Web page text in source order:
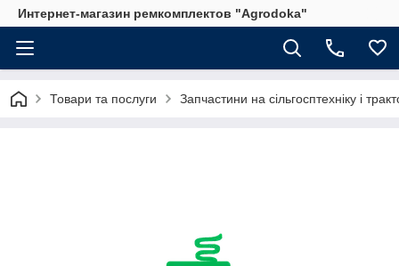
Интернет-магазин ремкомплектов "Agrodoka"
Товари та послуги Запчастини на сільгосптехніку і